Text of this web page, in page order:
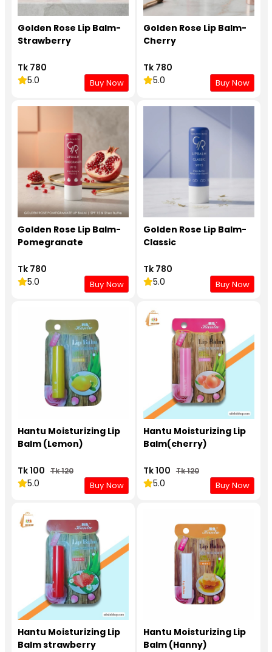
Golden Rose Lip Balm-
Strawberry
Tk 780
5.0
Buy Now
Golden Rose Lip Balm-
Cherry
Tk 780
5.0
Buy Now
Golden Rose Lip Balm-
Pomegranate
Tk 780
5.0
Buy Now
Golden Rose Lip Balm-
Classic
Tk 780
5.0
Buy Now
Hantu Moisturizing Lip
Balm (Lemon)
Tk 100 Tk 120
5.0 Buy Now
Hantu Moisturizing Lip
Balm(cherry)
Tk 100 Tk 120
5.0 Buy Now
Hantu Moisturizing Lip
Balm strawberry
Hantu Moisturizing Lip
Balm (Hanny)